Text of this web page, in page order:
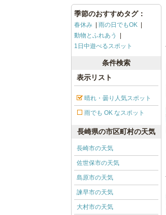
季節のおすすめタグ：
春休み
雨の日でもOK
動物とふれあう
1日中遊べるスポット
条件検索
表示リスト
晴れ・曇り人気スポット
雨でも OK なスポット
長崎県の市区町村の天気
長崎市の天気
佐世保市の天気
島原市の天気
諫早市の天気
大村市の天気